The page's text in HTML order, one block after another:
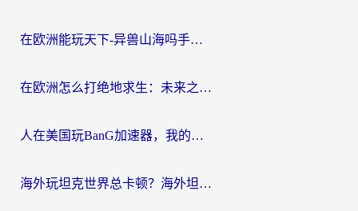
在欧洲能玩天下-异兽山海吗手游？海外玩家的加速器生存指南
在欧洲怎么打绝地求生：未来之役不卡？留学生亲测的加速器避坑指南
人在美国玩BanG加速器，我的延迟终于绿了
海外玩坦克世界总卡顿？海外坦克世界加速器有哪些？实测好用的选择在这里